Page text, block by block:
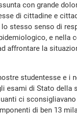
con grande
di cittadine e
stesso senso di
e nella
affrontare la
studentesse e i
esami di Stato della
ci
di ben 13